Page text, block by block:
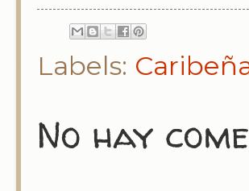
Labels:
No hay